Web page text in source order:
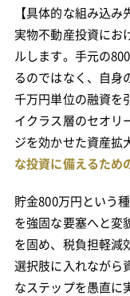
【具体的な組み込
実物不動産投資にお
ルします。手元の
るのではなく、自身
千万円単位の融資を
イクラス層のセオリ
ジを効かせた資産拡
な投資に備えるため
貯金800万円という
を強固な要塞へと変
を固め、税負担軽減
選択肢に入れながら
なステップを愚直に